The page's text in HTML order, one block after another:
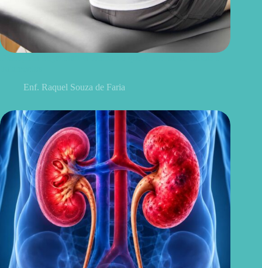
Enf. Raquel Souza de Faria